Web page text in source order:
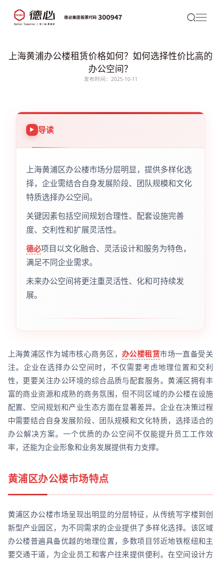
上海黄浦办公楼租赁价格如何？如何选择性价比高的
办公空间？
发布时间：2025-10-11
导读
上海黄浦区办公楼市场分层明显，提供多样化选
择，企业需结合自身发展阶段、团队规模和文化
特质选择办公空间。
关键因素包括空间规划合理性、配套设施完善
度、交利性和扩展灵活性。
德必项目以文化融合、灵活设计和服务为特色，
满足不同企业需求。
未来办公空间将更注重灵活性、化和可持续发
展。
上海黄浦区作为城市核心商务区， 办公楼租赁市场一直备受关
注。企业在选择办公空间时，不仅需要考虑地理位置和交利
性，更要关注办公环境的综合品质与配套服务。黄浦区拥有丰
富的商业资源和成熟的商务氛围，但不同区域的办公楼在设施
配置、空间规划和产业生态方面在显著差异。企业在决策过程
中需要结合自身发展阶段、团队规模和文化特质，选择适合的
办公解决方案。一个优质的办公空间不仅能提升员工工作效
率，还能为企业形象和业务发展提供有力支撑。
黄浦区办公楼市场特点
黄浦区办公楼市场呈现出明显的分层特征，从传统写字楼到创
新型产业园区，为不同需求的企业提供了多样化选择。该区域
办公楼普遍具备优越的地理位置，多数项目邻近地铁枢纽和主
要交通干道，为企业员工和客户往来提供便利。在空间设计方